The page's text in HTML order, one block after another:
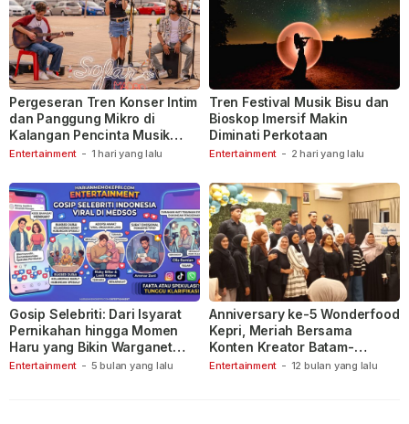
Entertainment - 1 hari yang lalu
Pergeseran Tren Konser Intim
dan Panggung Mikro di
Kalangan Pencinta Musik
Indonesia
Entertainment - 2 hari yang lalu
Tren Festival Musik Bisu dan
Bioskop Imersif Makin
Diminati Perkotaan
Entertainment - 5 bulan yang lalu
Gosip Selebriti: Dari Isyarat
Pernikahan hingga Momen
Haru yang Bikin Warganet
Berspekulasi
Entertainment - 12 bulan yang lalu
Anniversary ke-5 Wonderfood
Kepri, Meriah Bersama
Konten Kreator Batam-
Tanjungpinang